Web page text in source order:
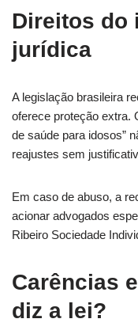
Direitos do
jurídica
A legislação brasileira
oferece proteção extra.
de saúde para idosos”
reajustes sem
Em caso de abuso, a
acionar advogados
Ribeiro Sociedade
Carências
diz a lei?